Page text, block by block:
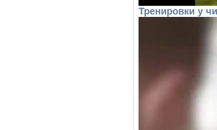
Тренировки у